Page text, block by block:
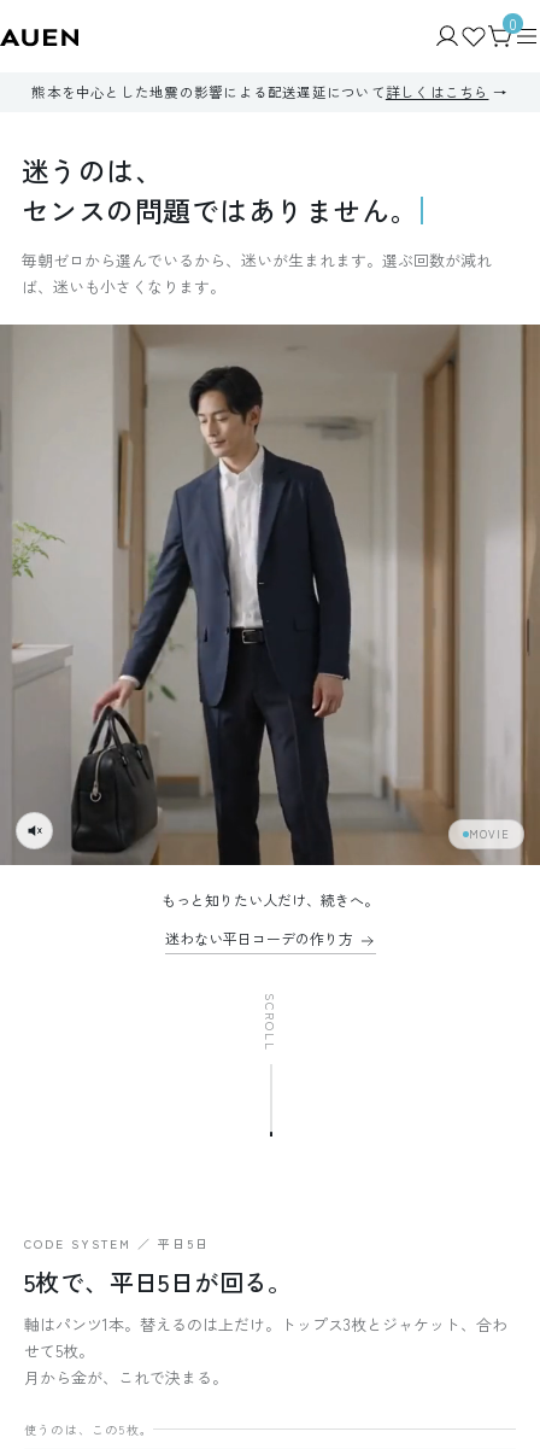
0
熊本を中心とした地震の影響による配送遅延について詳しくはこちら
迷う のは、
セ ンスの問題ではあ り ません。
毎朝ゼロから選んでいるから、迷いが生まれます。選ぶ回数が減れ
ば、迷いも小さくなります。
MOVIE
もっと知りたい人だけ、続きへ。
迷わない平日コーデの作り方
SCROLL
CODE SYSTEM ／ 平日5日
5枚で、平日5日が回る。
軸はパンツ1本。替えるのは上だけ。トップス3枚とジャケット、合わ
せて5枚。
月から金が、これで決まる。
使うのは、この5枚。